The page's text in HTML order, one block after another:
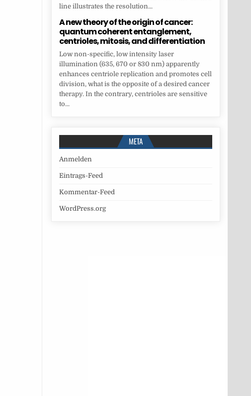
line illustrates the resolution...
A new theory of the origin of cancer:
quantum coherent entanglement,
centrioles, mitosis, and differentiation
Low non-specific, low intensity laser
illumination (635, 670 or 830 nm) apparently
enhances centriole replication and promotes cell
division, what is the opposite of a desired cancer
therapy. In the contrary, centrioles are sensitive
to...
META
Anmelden
Eintrags-Feed
Kommentar-Feed
WordPress.org